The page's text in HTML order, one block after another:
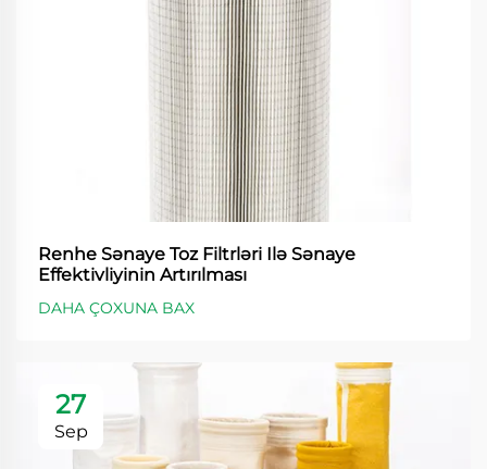
Renhe Sənaye Toz Filtrləri Ilə Sənaye
Effektivliyinin Artırılması
DAHA ÇOXUNA BAX
27
Sep